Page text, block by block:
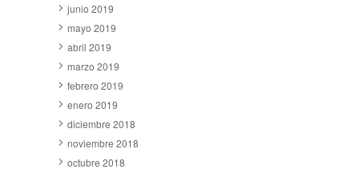
junio 2019
mayo 2019
abril 2019
marzo 2019
febrero 2019
enero 2019
diciembre 2018
noviembre 2018
octubre 2018